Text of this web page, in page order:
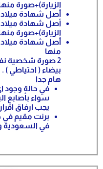
الزيارة)+صورة
أصل شهادة ميلاد
أصل شهادة ميلاد
الزيارة)+صورة
أصل شهادة ميلاد
منها
2 صورة شخصية
بيضاء ( احتياطي ) .
هام جدا
في حالة وجود
سواء بأصابع
يجب ارفاق
برنت مقيم في
في السعودية